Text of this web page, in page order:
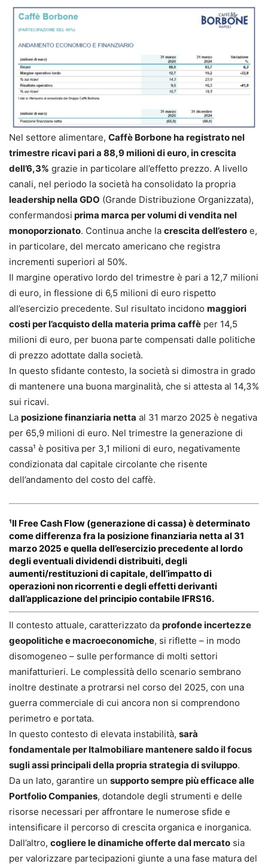
Nel settore alimentare, Caffè Borbone ha registrato nel
trimestre ricavi pari a 88,9 milioni di euro, in crescita
dell’6,3% grazie in particolare all’effetto prezzo. A livello
canali, nel periodo la società ha consolidato la propria
leadership nella GDO (Grande Distribuzione Organizzata),
confermandosi prima marca per volumi di vendita nel
monoporzionato. Continua anche la crescita dell’estero e,
in particolare, del mercato americano che registra
incrementi superiori al 50%.
Il margine operativo lordo del trimestre è pari a 12,7 milioni
di euro, in flessione di 6,5 milioni di euro rispetto
all’esercizio precedente. Sul risultato incidono maggiori
costi per l’acquisto della materia prima caffè per 14,5
milioni di euro, per buona parte compensati dalle politiche
di prezzo adottate dalla società.
In questo sfidante contesto, la società si dimostra in grado
di mantenere una buona marginalità, che si attesta al 14,3%
sui ricavi.
La posizione finanziaria netta al 31 marzo 2025 è negativa
per 65,9 milioni di euro. Nel trimestre la generazione di
cassa¹ è positiva per 3,1 milioni di euro, negativamente
condizionata dal capitale circolante che risente
dell’andamento del costo del caffè.
¹Il Free Cash Flow (generazione di cassa) è determinato
come differenza fra la posizione finanziaria netta al 31
marzo 2025 e quella dell’esercizio precedente al lordo
degli eventuali dividendi distribuiti, degli
aumenti/restituzioni di capitale, dell’impatto di
operazioni non ricorrenti e degli effetti derivanti
dall’applicazione del principio contabile IFRS16.
Il contesto attuale, caratterizzato da profonde incertezze
geopolitiche e macroeconomiche, si riflette – in modo
disomogeneo – sulle performance di molti settori
manifatturieri. Le complessità dello scenario sembrano
inoltre destinate a protrarsi nel corso del 2025, con una
guerra commerciale di cui ancora non si comprendono
perimetro e portata.
In questo contesto di elevata instabilità, sarà
fondamentale per Italmobiliare mantenere saldo il focus
sugli assi principali della propria strategia di sviluppo.
Da un lato, garantire un supporto sempre più efficace alle
Portfolio Companies, dotandole degli strumenti e delle
risorse necessari per affrontare le numerose sfide e
intensificare il percorso di crescita organica e inorganica.
Dall’altro, cogliere le dinamiche offerte dal mercato sia
per valorizzare partecipazioni giunte a una fase matura del